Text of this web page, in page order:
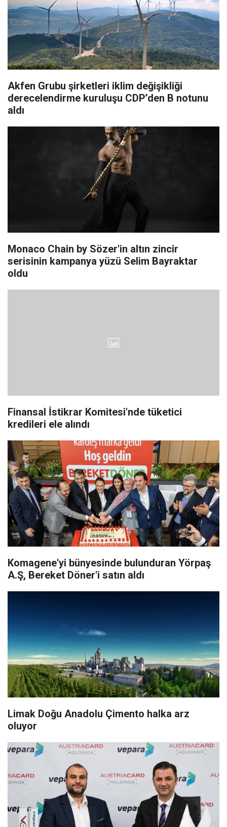
Akfen Grubu şirketleri iklim değişikliği
derecelendirme kuruluşu CDP’den B notunu
aldı
Monaco Chain by Sözer'in altın zincir
serisinin kampanya yüzü Selim Bayraktar
oldu
Finansal İstikrar Komitesi'nde tüketici
kredileri ele alındı
Komagene'yi bünyesinde bulunduran Yörpaş
A.Ş, Bereket Döner'i satın aldı
Limak Doğu Anadolu Çimento halka arz
oluyor